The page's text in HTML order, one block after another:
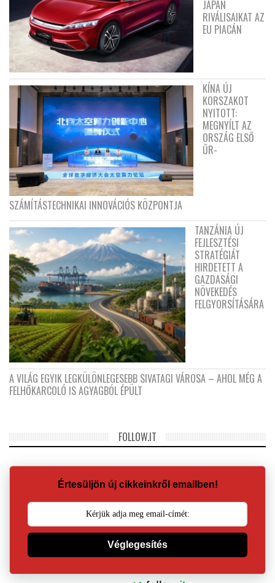
JAPÁN
RIVÁLISAIKAT AZ
EU PIACÁN
KÍNA ÚJ
KORSZAKOT
NYITOTT:
MEGNYÍLT AZ
ORSZÁG ELSŐ
ŰR-
SZÁMÍTÁSTECHNIKAI INNOVÁCIÓS KÖZPONTJA
TANZÁNIA ÚJ
FEJLESZTÉSI
STRATÉGIÁT
HIRDETETT A
GAZDASÁGI
NÖVEKEDÉS
FELGYORSÍTÁSÁRA
A VILÁG EGYIK LEGKÜLÖNLEGESEBB SIVATAGI VÁROSA – AHOL MÉG A
FELHŐKARCOLÓ IS AGYAGBÓL ÉPÜLT
FOLLOW.IT
Értesüljön új cikkeinkről emailben!
Véglegesítés